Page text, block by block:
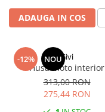
ADAUGA IN COS
-12% NOUGivi
Husa moto interior
313,00 RON
275,44 RON